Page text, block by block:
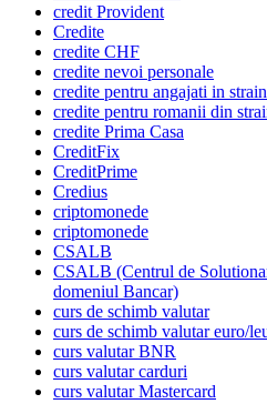
credit Provident
Credite
credite CHF
credite nevoi personale
credite pentru angajati in
credite pentru romanii din
credite Prima Casa
CreditFix
CreditPrime
Credius
criptomonede
criptomonede
CSALB
CSALB (Centrul de
domeniul Bancar)
curs de schimb valutar
curs de schimb valutar euro/
curs valutar BNR
curs valutar carduri
curs valutar Mastercard